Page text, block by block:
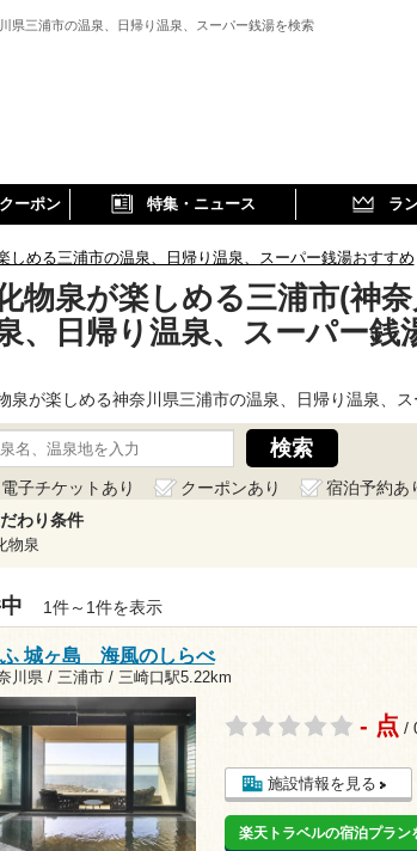
県三浦市の温泉、日帰り温泉、スーパー銭湯を検索
ーポン 特集・ニュース ラ
しめる三浦市の温泉、日帰り温泉、スーパー銭湯おすすめ
物泉が楽しめる三浦市(神
、日帰り温泉、スーパー銭
泉が楽しめる神奈川県三浦市の温泉、日帰り温泉、
電子チケットあり クーポンあり 宿泊予約あ
わり条件
物泉
1件～1件を表示
城ヶ島 海風のしらべ
川県 / 三浦市 / 三崎口駅5.22km
- 点 /
施設情報を見る
楽天トラベルの宿泊プラン